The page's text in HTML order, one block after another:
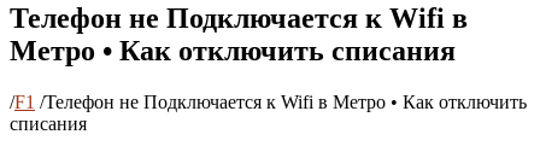
Телефон не Подключается к Wifi в
Метро • Как отключить списания
/F1 /Телефон не Подключается к Wifi в Метро • Как отключить
списания